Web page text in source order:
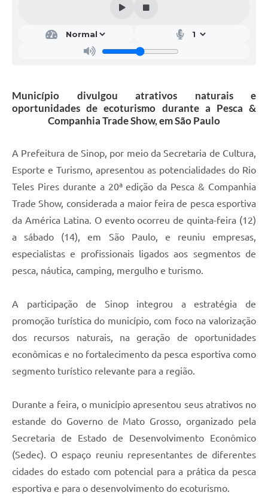
Município divulgou atrativos naturais e
oportunidades de ecoturismo durante a Pesca &
Companhia Trade Show, em São Paulo
A Prefeitura de Sinop, por meio da Secretaria de Cultura,
Esporte e Turismo, apresentou as potencialidades do Rio
Teles Pires durante a 20ª edição da Pesca & Companhia
Trade Show, considerada a maior feira de pesca esportiva
da América Latina. O evento ocorreu de quinta-feira (12)
a sábado (14), em São Paulo, e reuniu empresas,
especialistas e profissionais ligados aos segmentos de
pesca, náutica, camping, mergulho e turismo.
A participação de Sinop integrou a estratégia de
promoção turística do município, com foco na valorização
dos recursos naturais, na geração de oportunidades
econômicas e no fortalecimento da pesca esportiva como
segmento turístico relevante para a região.
Durante a feira, o município apresentou seus atrativos no
estande do Governo de Mato Grosso, organizado pela
Secretaria de Estado de Desenvolvimento Econômico
(Sedec). O espaço reuniu representantes de diferentes
cidades do estado com potencial para a prática da pesca
esportiva e para o desenvolvimento do ecoturismo.